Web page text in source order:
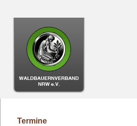
Termine